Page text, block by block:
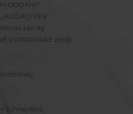
DODÁNÍ?
PES"
do zásilky
VYPRODANÉ zboží
Schneiders